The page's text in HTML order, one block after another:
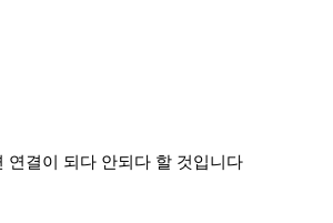
연결이 되다 안되다 할 것입니다